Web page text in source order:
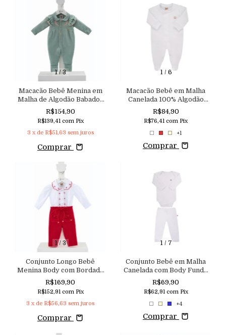
1/ 3
Macacão Bebê Menina em
Malha de Algodão Babados
Sobreposto e Bordado
Floral Aconchego
R$154,90
R$139,41 com Pix
3 x de R$51,63 sem juros
Comprar
1/ 6
Macacão Bebê em Malha
Canelada 100% Algodão
Aconchego do Bebê
R$84,90
R$76,41 com Pix
+1
Comprar
1/ 3
Conjunto Longo Bebê
Menina Body com Bordado
Floral e Calça com Elástico
no Cós Aconchego
R$169,90
R$152,91 com Pix
3 x de R$56,63 sem juros
Comprar
1/ 7
Conjunto Bebê em Malha
Canelada com Body Fundo
Expansível e Mijão
Aconchego
R$69,90
R$62,91 com Pix
+4
Comprar